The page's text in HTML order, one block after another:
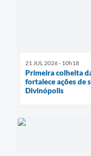
21 JUL 2026 - 10h18
Primeira colheita
fortalece ações de
Divinópolis